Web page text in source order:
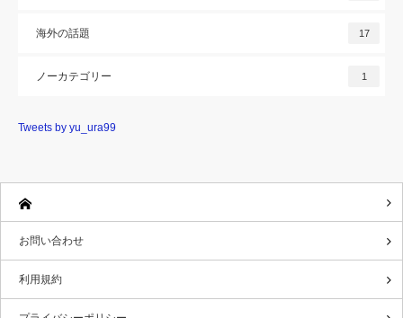
海外の話題 17
ノーカテゴリー 1
Tweets by yu_ura99
お問い合わせ
利用規約